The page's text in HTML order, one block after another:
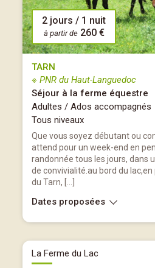
2 jours / 1 nuit
à partir de 260 €
TARN
※ PNR du Haut-Languedoc
Séjour à la ferme équestre
Adultes / Ados accompagnés
Tous niveaux
Que vous soyez débutant ou
attend pour un week-end en
randonnée tous les jours, dans
de convivialité.au bord du
du Tarn, […]
Dates proposées
La Ferme du Lac